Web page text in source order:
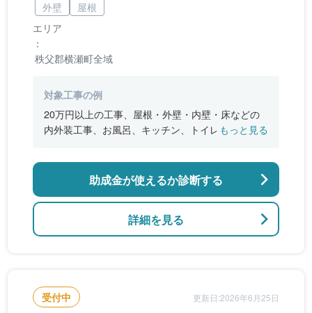
エリア
：
秩父郡横瀬町全域
外壁
屋根
対象工事の例
20万円以上の工事、屋根・外壁・内壁・床などの
内外装工事、お風呂、キッチン、トイレなどの改
ステムの設置
もっと見る
詳細を見る
助成金が使えるか診断する
受付中 更新日:2026年6月25日